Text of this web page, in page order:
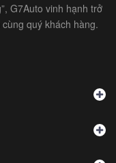
G7Auto vinh hạnh trở
quý khách hàng.